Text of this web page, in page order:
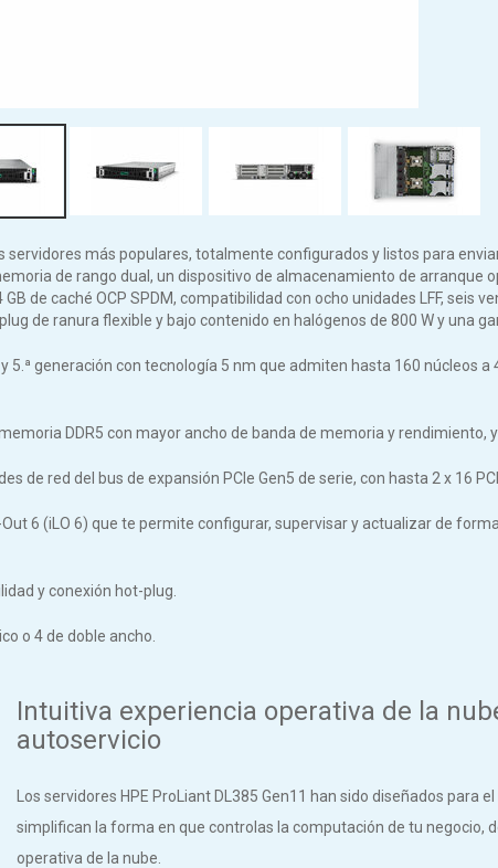
más populares, totalmente configurados y listos para
de rango dual, un dispositivo de almacenamiento de arranque
de caché OCP SPDM, compatibilidad con ocho unidades LFF, seis
de ranura flexible y bajo contenido en halógenos de 800 W y una
5.ª generación con tecnología 5 nm que admiten hasta 160 núcleos a
DDR5 con mayor ancho de banda de memoria y rendimiento,
red del bus de expansión PCIe Gen5 de serie, con hasta 2 x 16
6 (iLO 6) que te permite configurar, supervisar y actualizar de
y conexión hot-plug.
o 4 de doble ancho.
Intuitiva experiencia operativa de la
autoservicio
Los servidores HPE ProLiant DL385 Gen11 han sido diseñados para
simplifican la forma en que controlas la computación de tu negocio,
operativa de la nube.